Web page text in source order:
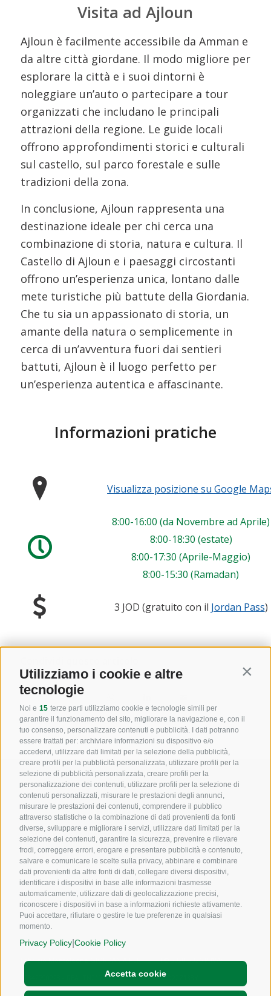
Utilizziamo i cookie e altre
tecnologie
Noi e 15 terze parti utilizziamo cookie e tecnologie simili per
garantire il funzionamento del sito, migliorare la navigazione e, con il
tuo consenso, personalizzare contenuti e pubblicità. I dati potranno
essere trattati per: archiviare informazioni su dispositivo e/o
accedervi, utilizzare dati limitati per la selezione della pubblicità,
creare profili per la pubblicità personalizzata, utilizzare profili per la
selezione di pubblicità personalizzata, creare profili per la
personalizzazione dei contenuti, utilizzare profili per la selezione di
contenuti personalizzati, misurare le prestazioni degli annunci,
misurare le prestazioni dei contenuti, comprendere il pubblico
attraverso statistiche o la combinazione di dati provenienti da fonti
diverse, sviluppare e migliorare i servizi, utilizzare dati limitati per la
selezione dei contenuti, garantire la sicurezza, prevenire e rilevare
frodi, correggere errori, erogare e presentare pubblicità e contenuto,
salvare e comunicare le scelte sulla privacy, abbinare e combinare
dati provenienti da altre fonti di dati, collegare diversi dispositivi,
identificare i dispositivi in base alle informazioni trasmesse
automaticamente, utilizzare dati di geolocalizzazione precisi,
riconoscere i dispositivi in base a informazioni richieste attivamente.
Puoi accettare, rifiutare o gestire le tue preferenze in qualsiasi
momento.
Privacy Policy Cookie Policy
Accetta cookie
Visita ad Ajloun
Ajloun è facilmente accessibile da Amman e
da altre città giordane. Il modo migliore per
esplorare la città e i suoi dintorni è
noleggiare un’auto o partecipare a tour
organizzati che includano le principali
attrazioni della regione. Le guide locali
offrono approfondimenti storici e culturali
sul castello, sul parco forestale e sulle
tradizioni della zona.
In conclusione, Ajloun rappresenta una
destinazione ideale per chi cerca una
combinazione di storia, natura e cultura. Il
Castello di Ajloun e i paesaggi circostanti
offrono un’esperienza unica, lontano dalle
mete turistiche più battute della Giordania.
Che tu sia un appassionato di storia, un
amante della natura o semplicemente in
cerca di un’avventura fuori dai sentieri
battuti, Ajloun è il luogo perfetto per
un’esperienza autentica e affascinante.
Informazioni pratiche
Visualizza posizione su Google
8:00-16:00 (da Novembre ad Aprile)
8:00-18:30 (estate)
8:00-17:30 (Aprile-Maggio)
8:00-15:30 (Ramadan)
3 JOD (gratuito con il Jordan Pass)
Informazioni
Contatti
Cookie policy
Privacy policy
Fabrizio Montoleone GIORDANIA PER TUTTI © 2020-2026 P.IVA:
02342790223 - REA: TN217722 - C.F: MNTFRZ83D22Z133Y